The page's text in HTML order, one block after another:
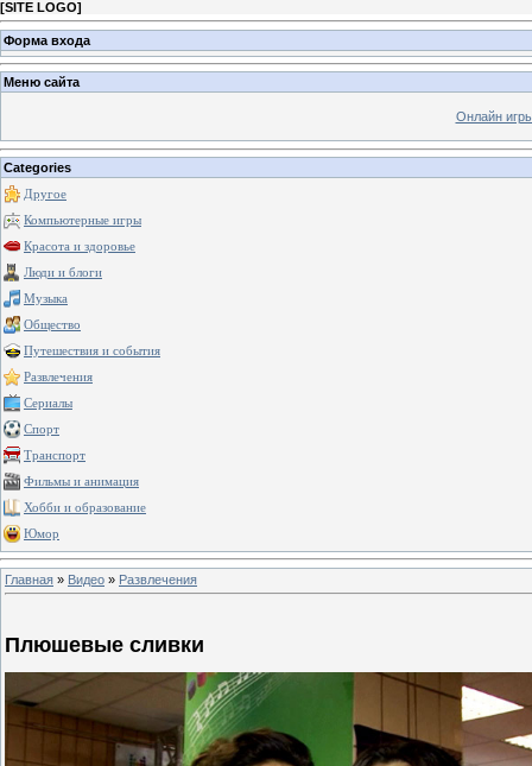
[SITE LOGO]
Форма входа
Меню сайта
Онлайн
Categories
Другое
Компьютерные игры
Красота и здоровье
Люди и блоги
Музыка
Общество
Путешествия и события
Развлечения
Сериалы
Спорт
Транспорт
Фильмы и анимация
Хобби и образование
Юмор
Главная » Видео » Развлечения
Плюшевые сливки